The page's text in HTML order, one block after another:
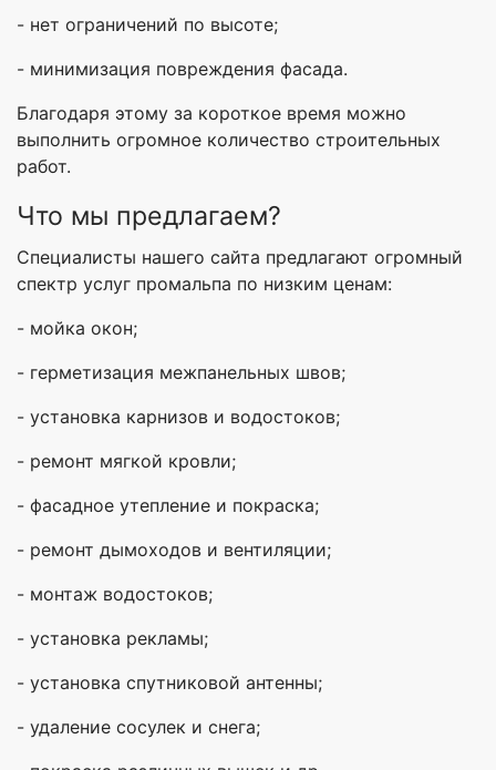
- нет ограничений по высоте;
- минимизация повреждения фасада.
Благодаря этому за короткое время можно
выполнить огромное количество строительных
работ.
Что мы предлагаем?
Специалисты нашего сайта предлагают огромный
спектр услуг промальпа по низким ценам:
- мойка окон;
- герметизация межпанельных швов;
- установка карнизов и водостоков;
- ремонт мягкой кровли;
- фасадное утепление и покраска;
- ремонт дымоходов и вентиляции;
- монтаж водостоков;
- установка рекламы;
- установка спутниковой антенны;
- удаление сосулек и снега;